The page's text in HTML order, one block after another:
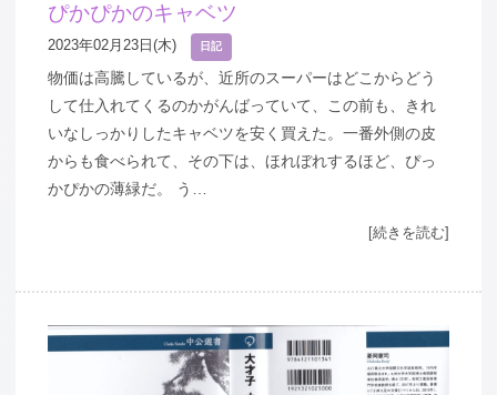
ぴかぴかのキャベツ
2023年02月23日(木) 日記
物価は高騰しているが、近所のスーパーはどこからどう
して仕入れてくるのかがんばっていて、この前も、きれ
いなしっかりしたキャベツを安く買えた。一番外側の皮
からも食べられて、その下は、ほれぼれするほど、ぴっ
かぴかの薄緑だ。 う…
[続きを読む]